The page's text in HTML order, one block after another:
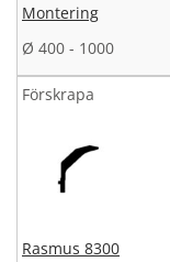
Montering
Ø 400 - 1000
Förskrapa
Rasmus 8300